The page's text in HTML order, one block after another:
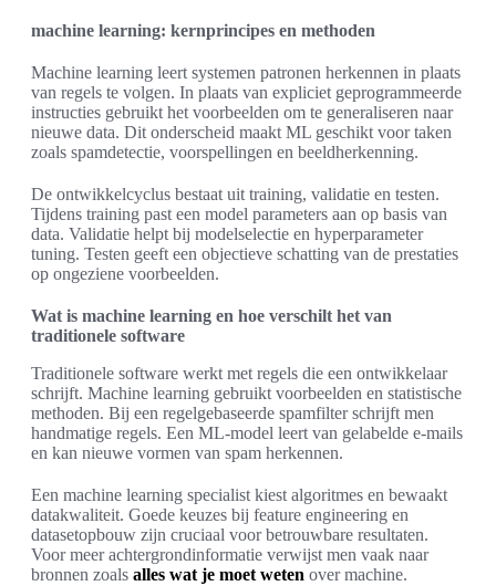
machine learning: kernprincipes en methoden
Machine learning leert systemen patronen herkennen in plaats
van regels te volgen. In plaats van expliciet geprogrammeerde
instructies gebruikt het voorbeelden om te generaliseren naar
nieuwe data. Dit onderscheid maakt ML geschikt voor taken
zoals spamdetectie, voorspellingen en beeldherkenning.
De ontwikkelcyclus bestaat uit training, validatie en testen.
Tijdens training past een model parameters aan op basis van
data. Validatie helpt bij modelselectie en hyperparameter
tuning. Testen geeft een objectieve schatting van de prestaties
op ongeziene voorbeelden.
Wat is machine learning en hoe verschilt het van
traditionele software
Traditionele software werkt met regels die een ontwikkelaar
schrijft. Machine learning gebruikt voorbeelden en statistische
methoden. Bij een regelgebaseerde spamfilter schrijft men
handmatige regels. Een ML-model leert van gelabelde e-mails
en kan nieuwe vormen van spam herkennen.
Een machine learning specialist kiest algoritmes en bewaakt
datakwaliteit. Goede keuzes bij feature engineering en
datasetopbouw zijn cruciaal voor betrouwbare resultaten.
Voor meer achtergrondinformatie verwijst men vaak naar
bronnen zoals alles wat je moet weten over machine.